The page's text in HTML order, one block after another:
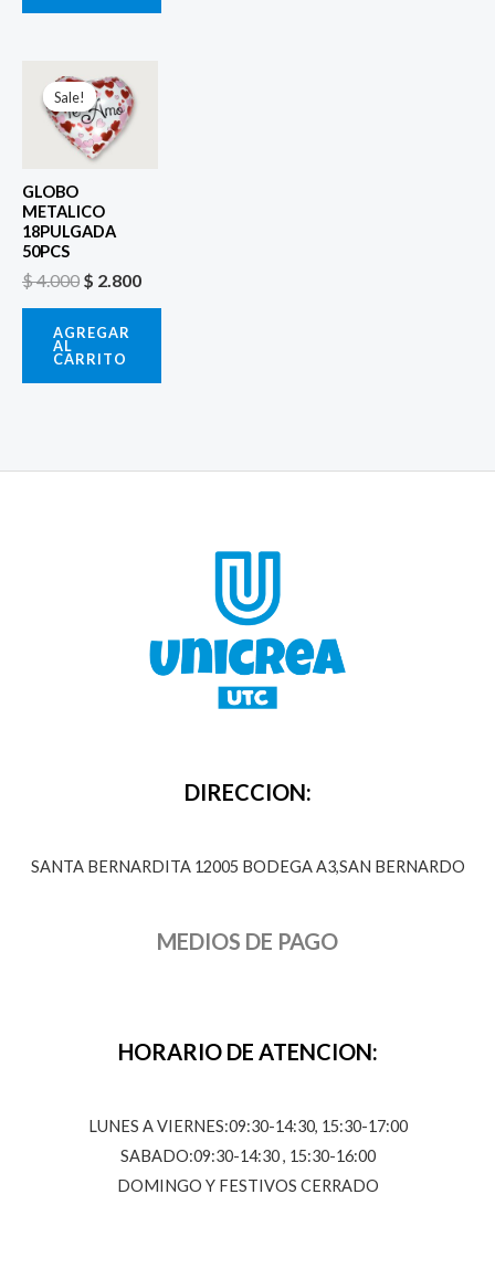
Sale!
Sale!
GLOBO
METALICO
18PULGADA
50PCS
$4.000
precio
original
era:
$ 4.000.
$ 2.800
AGREGAR
AL
CARRITO
DIRECCION:
SANTA BERNARDITA 12005 BODEGA A3,SAN BERNARDO
MEDIOS DE PAGO
HORARIO DE ATENCION:
LUNES A VIERNES:09:30-14:30, 15:30-17:00
SABADO:09:30-14:30 , 15:30-16:00
DOMINGO Y FESTIVOS CERRADO